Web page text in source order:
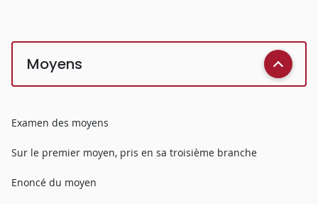
Moyens
Examen des moyens
Sur le premier moyen, pris en sa troisième branche
Enoncé du moyen